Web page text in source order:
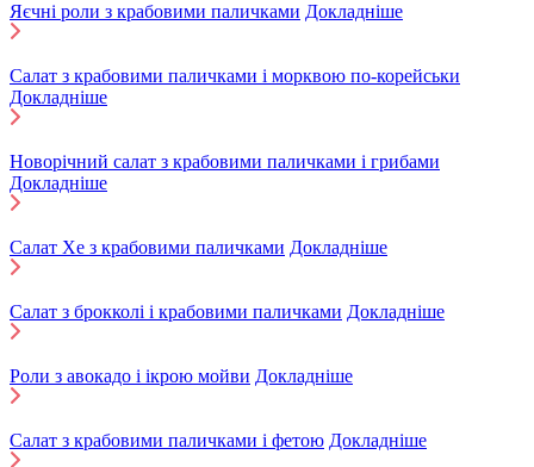
Яєчні роли з крабовими паличками Докладніше
Салат з крабовими паличками і морквою по-корейськи
Докладніше
Новорічний салат з крабовими паличками і грибами
Докладніше
Салат Хе з крабовими паличками Докладніше
Салат з брокколі і крабовими паличками Докладніше
Роли з авокадо і ікрою мойви Докладніше
Салат з крабовими паличками і фетою Докладніше